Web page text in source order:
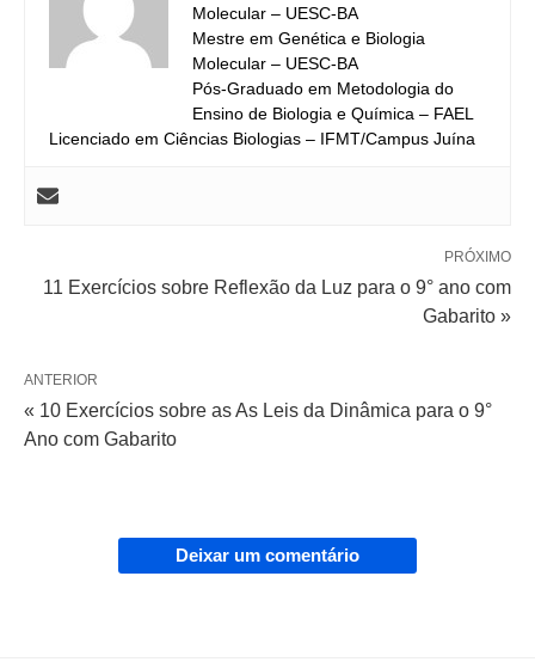
Molecular – UESC-BA
Mestre em Genética e Biologia
Molecular – UESC-BA
Pós-Graduado em Metodologia do
Ensino de Biologia e Química – FAEL
Licenciado em Ciências Biologias – IFMT/Campus Juína
PRÓXIMO
11 Exercícios sobre Reflexão da Luz para o 9° ano com
Gabarito »
ANTERIOR
« 10 Exercícios sobre as As Leis da Dinâmica para o 9°
Ano com Gabarito
Deixar um comentário